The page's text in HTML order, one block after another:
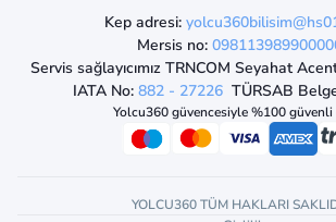
Kep adresi:
Mersis no:
Servis sağlayıcımız TRNCOM Seyahat
IATA No: 882 - 27226 TÜRSAB
Yolcu360 güvencesiyle %100 güvenli
YOLCU360 TÜM HAKLARI